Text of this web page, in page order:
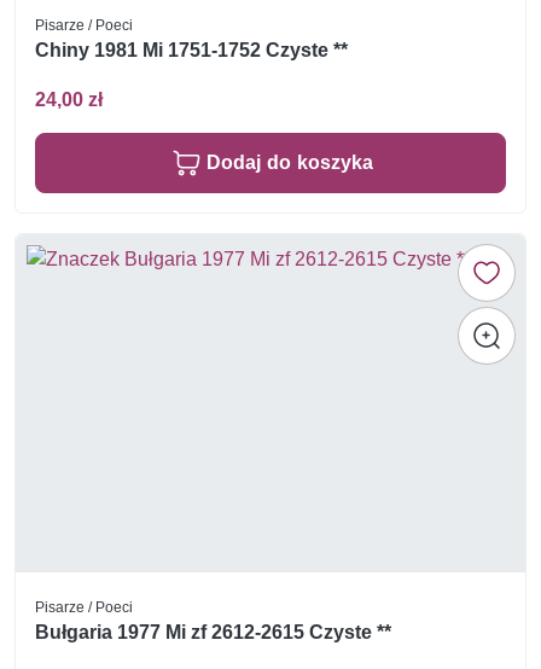
Pisarze / Poeci
Chiny 1981 Mi 1751-1752 Czyste **
24,00 zł
Dodaj do koszyka
Pisarze / Poeci
Bułgaria 1977 Mi zf 2612-2615 Czyste **